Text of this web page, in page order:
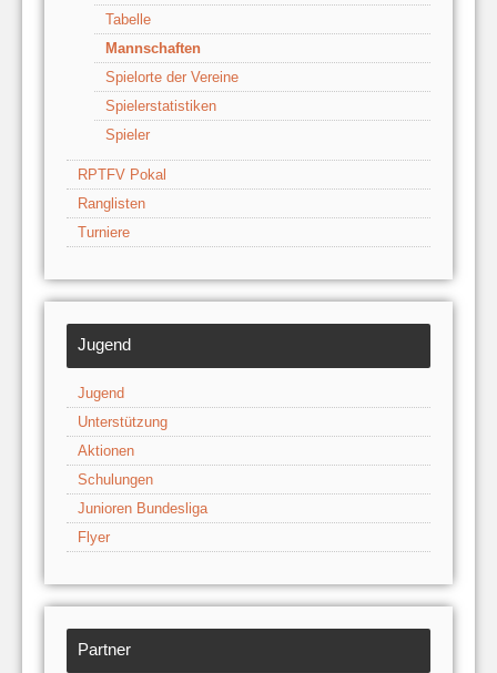
Tabelle
Mannschaften
Spielorte der Vereine
Spielerstatistiken
Spieler
RPTFV Pokal
Ranglisten
Turniere
Jugend
Jugend
Unterstützung
Aktionen
Schulungen
Junioren Bundesliga
Flyer
Partner